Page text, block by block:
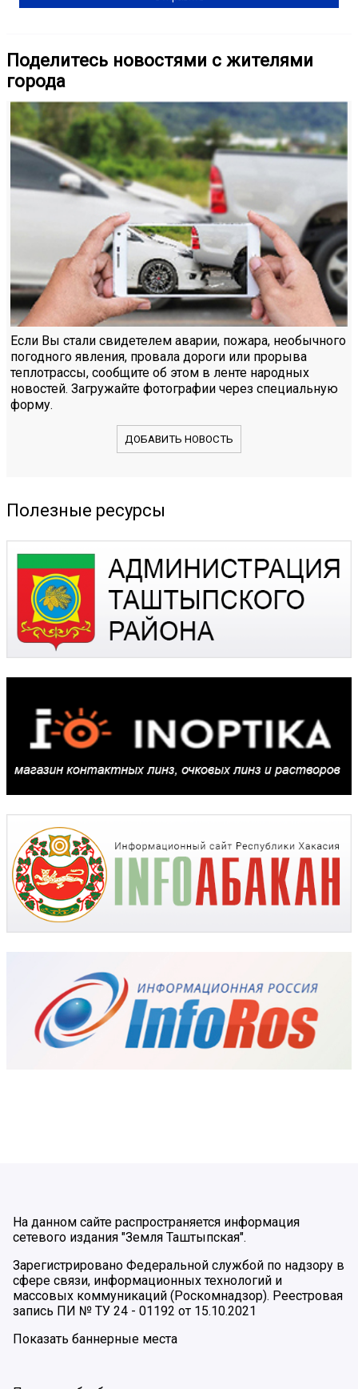
Поделитесь новостями с жителями
города
Если Вы стали свидетелем аварии, пожара, необычного
погодного явления, провала дороги или прорыва
теплотрассы, сообщите об этом в ленте народных
новостей. Загружайте фотографии через специальную
форму.
ДОБАВИТЬ НОВОСТЬ
Полезные ресурсы
На данном сайте распространяется информация
сетевого издания "Земля Таштыпская".
Зарегистрировано Федеральной службой по надзору в
сфере связи, информационных технологий и
массовых коммуникаций (Роскомнадзор). Реестровая
запись ПИ № ТУ 24 - 01192 от 15.10.2021
Показать баннерные места